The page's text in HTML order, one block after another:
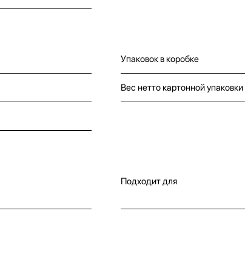
Упаковок в коробке
Вес нетто картонной упаковки
Подходит для